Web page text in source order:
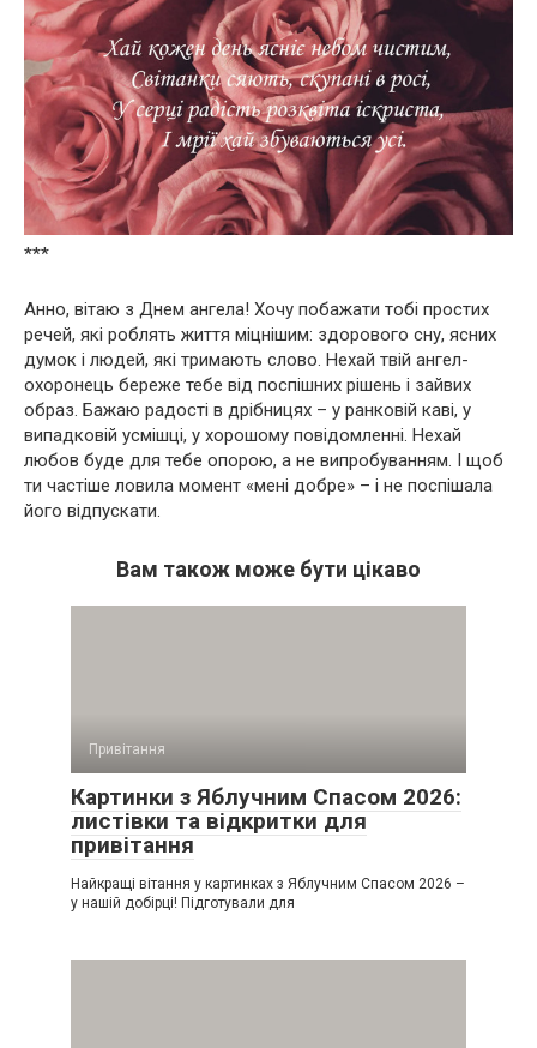
***
Анно, вітаю з Днем ангела! Хочу побажати тобі простих
речей, які роблять життя міцнішим: здорового сну, ясних
думок і людей, які тримають слово. Нехай твій ангел-
охоронець береже тебе від поспішних рішень і зайвих
образ. Бажаю радості в дрібницях – у ранковій каві, у
випадковій усмішці, у хорошому повідомленні. Нехай
любов буде для тебе опорою, а не випробуванням. І щоб
ти частіше ловила момент «мені добре» – і не поспішала
його відпускати.
Вам також може бути цікаво
Привітання
Картинки з Яблучним Спасом 2026:
листівки та відкритки для
привітання
Найкращі вітання у картинках з Яблучним Спасом 2026 –
у нашій добірці! Підготували для